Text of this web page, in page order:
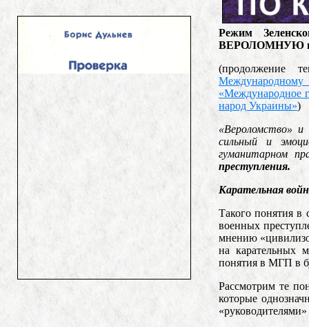
Режим
ВЕРОЛОМНУЮ
«Международное
народ Украины»)
«Вероломство» и
сильный и
гуманитарном
преступления.
Карательная
Такого понятия
военных
мнению
на карательных
понятия в МГП в
Рассмотрим те
которые